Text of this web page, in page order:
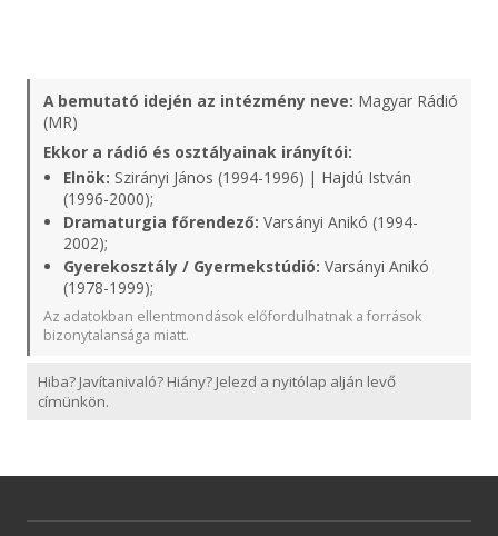
A bemutató idején az intézmény neve: Magyar Rádió
(MR)
Ekkor a rádió és osztályainak irányítói:
Elnök: Szirányi János (1994-1996) | Hajdú István
(1996-2000);
Dramaturgia főrendező: Varsányi Anikó (1994-
2002);
Gyerekosztály / Gyermekstúdió: Varsányi Anikó
(1978-1999);
Az adatokban ellentmondások előfordulhatnak a források
bizonytalansága miatt.
Hiba? Javítanivaló? Hiány? Jelezd a nyitólap alján levő
címünkön.